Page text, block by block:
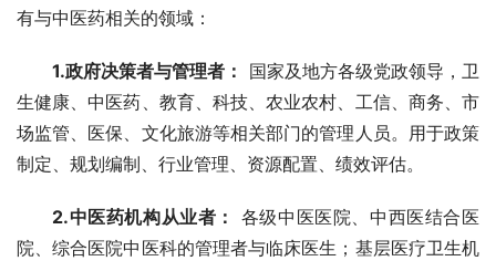
有与中医药相关的领域：
1.政府决策者与管理者：
国家及地方各级党政领导，卫
生健康、中医药、教育、科技、农业农村、工信、商务、市
场监管、医保、文化旅游等相关部门的管理人员。用于政策
制定、规划编制、行业管理、资源配置、绩效评估。
2.中医药机构从业者：
各级中医医院、中西医结合医
院、综合医院中医科的管理者与临床医生；基层医疗卫生机